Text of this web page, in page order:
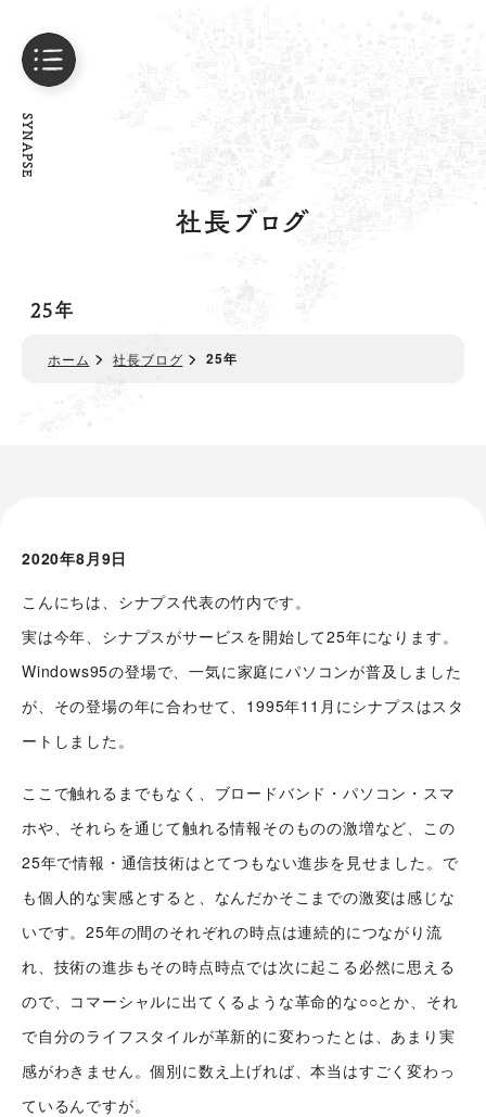
社長ブログ
25年
ホーム 社長ブログ 25年
2020年8月9日
こんにちは、シナプス代表の竹内です。
実は今年、シナプスがサービスを開始して25年になります。
Windows95の登場で、一気に家庭にパソコンが普及しました
が、その登場の年に合わせて、1995年11月にシナプスはスタ
ートしました。
ここで触れるまでもなく、ブロードバンド・パソコン・スマ
ホや、それらを通じて触れる情報そのものの激増など、この
25年で情報・通信技術はとてつもない進歩を見せました。で
も個人的な実感とすると、なんだかそこまでの激変は感じな
いです。25年の間のそれぞれの時点は連続的につながり流
れ、技術の進歩もその時点時点では次に起こる必然に思える
ので、コマーシャルに出てくるような革命的な○○とか、それ
で自分のライフスタイルが革新的に変わったとは、あまり実
感がわきません。個別に数え上げれば、本当はすごく変わっ
ているんですが。
SYNAPSE